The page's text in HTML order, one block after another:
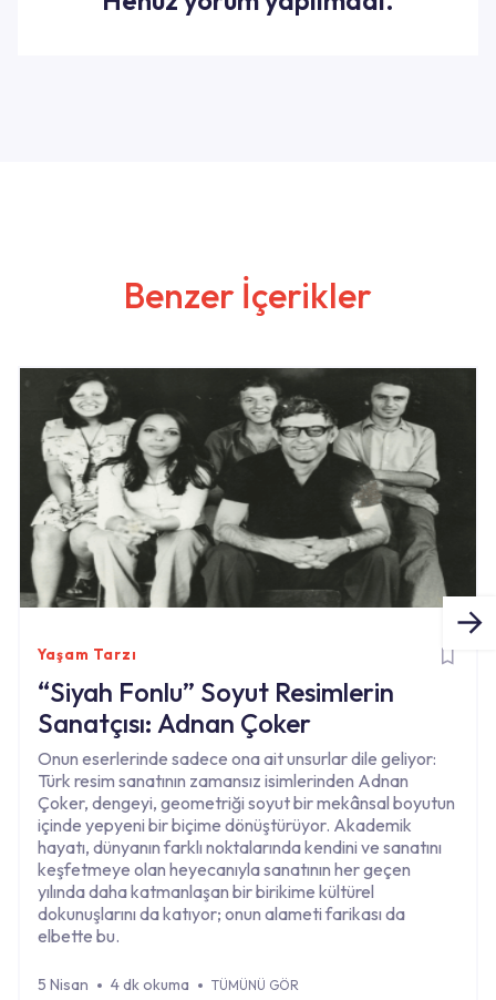
Benzer İçerikler
Yaşam Tarzı
“Siyah Fonlu” Soyut Resimlerin
Sanatçısı: Adnan Çoker
Onun eserlerinde sadece ona ait unsurlar dile geliyor:
Türk resim sanatının zamansız isimlerinden Adnan
Çoker, dengeyi, geometriği soyut bir mekânsal boyutun
içinde yepyeni bir biçime dönüştürüyor. Akademik
hayatı, dünyanın farklı noktalarında kendini ve sanatını
keşfetmeye olan heyecanıyla sanatının her geçen
yılında daha katmanlaşan bir birikime kültürel
dokunuşlarını da katıyor; onun alameti farikası da
elbette bu.
5 Nisan 4 dk okuma TÜMÜNÜ GÖR